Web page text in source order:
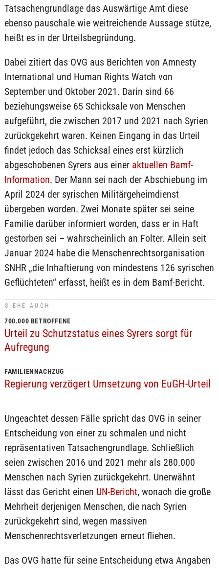
Tatsachengrundlage das Auswärtige Amt diese
ebenso pauschale wie weitreichende Aussage stütze,
heißt es in der Urteilsbegründung.
Dabei zitiert das OVG aus Berichten von Amnesty
International und Human Rights Watch von
September und Oktober 2021. Darin sind 66
beziehungsweise 65 Schicksale von Menschen
aufgeführt, die zwischen 2017 und 2021 nach Syrien
zurückgekehrt waren. Keinen Eingang in das Urteil
findet jedoch das Schicksal eines erst kürzlich
abgeschobenen Syrers aus einer aktuellen Bamf-
Information. Der Mann sei nach der Abschiebung im
April 2024 der syrischen Militärgeheimdienst
übergeben worden. Zwei Monate später sei seine
Familie darüber informiert worden, dass er in Haft
gestorben sei – wahrscheinlich an Folter. Allein seit
Januar 2024 habe die Menschenrechtsorganisation
SNHR „die Inhaftierung von mindestens 126 syrischen
Geflüchteten“ erfasst, heißt es in dem Bamf-Bericht.
SIEHE AUCH
700.000 BETROFFENE
Urteil zu Schutzstatus eines Syrers sorgt für
Aufregung
FAMILIENNACHZUG
Regierung verzögert Umsetzung von EuGH-Urteil
Ungeachtet dessen Fälle spricht das OVG in seiner
Entscheidung von einer zu schmalen und nicht
repräsentativen Tatsachengrundlage. Schließlich
seien zwischen 2016 und 2021 mehr als 280.000
Menschen nach Syrien zurückgekehrt. Unerwähnt
lässt das Gericht einen UN-Bericht, wonach die große
Mehrheit derjenigen Menschen, die nach Syrien
zurückgekehrt sind, wegen massiven
Menschenrechtsverletzungen erneut fliehen.
Das OVG hatte für seine Entscheidung etwa Angaben